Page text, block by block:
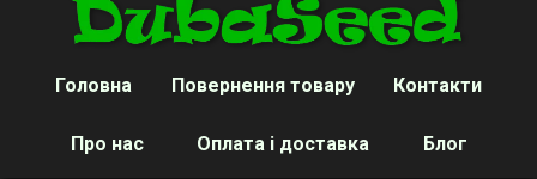
Головна Повернення товару Контакти
Про нас Оплата і доставка Блог